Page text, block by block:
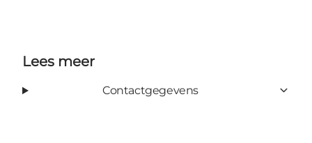
Lees meer
Contactgegevens